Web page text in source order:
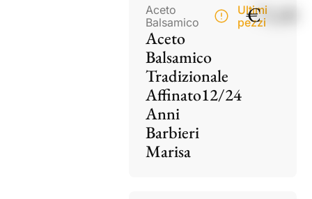
Aceto
Balsamico
Aceto
Balsamico
Tradizionale
Affinato12/24
Anni
Barbieri
Marisa
Ultimi
pezzi
€75,00